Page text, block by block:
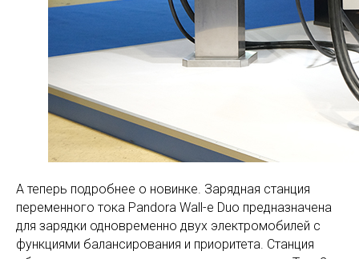
А теперь подробнее о новинке. Зарядная станция
переменного тока Pandora Wall-e Duo предназначена
для зарядки одновременно двух электромобилей с
функциями балансирования и приоритета. Станция